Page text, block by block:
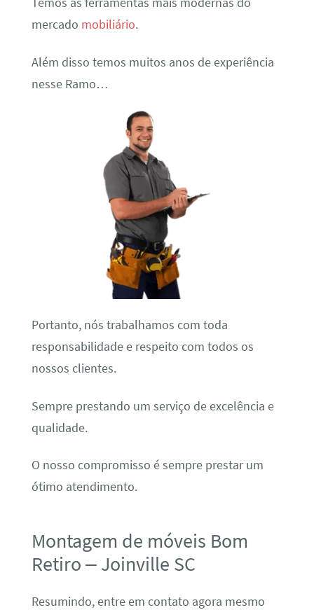
mercado mobiliário.
Além disso temos muitos anos de experiência
nesse Ramo…
Portanto, nós trabalhamos com toda
responsabilidade e respeito com todos os
nossos clientes.
Sempre prestando um serviço de excelência e
qualidade.
O nosso compromisso é sempre prestar um
ótimo atendimento.
Montagem de móveis Bom
Retiro – Joinville SC
Resumindo, entre em contato agora mesmo